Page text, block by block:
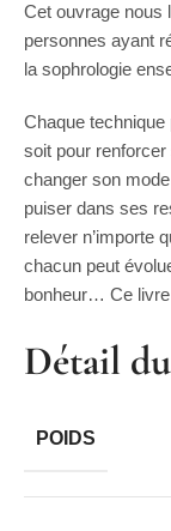
Détail
POIDS
Cet ouvrage nous
personnes ayant
la sophrologie
Chaque
soit pour
changer son
puiser dans ses
relever n’importe
chacun peut
bonheur… Ce